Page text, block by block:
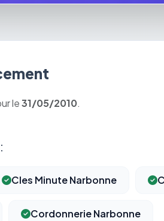
le31/05/2010.
Cles Minute Narbonne
Cordonnerie Narbonne